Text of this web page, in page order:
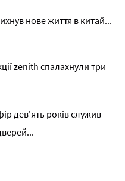
нове життя в китай...
zenith спалахнули три
дев'ять років служив